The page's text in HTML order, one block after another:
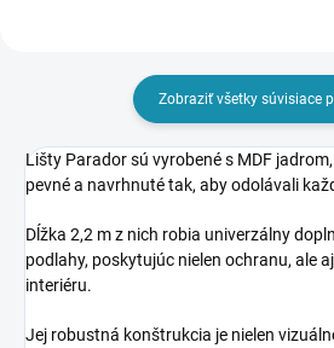
Zobraziť všetky súvisiace
Lišty Parador sú vyrobené s MDF
pevné a navrhnuté tak, aby odolávali
Dĺžka 2,2 m z nich robia univerzálny
podlahy, poskytujúc nielen ochranu, ale
interiéru.
Jej robustná konštrukcia je nielen